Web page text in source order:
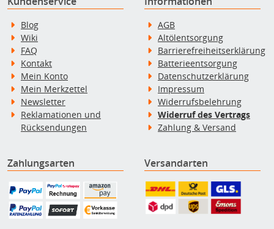
Blog
Wiki
FAQ
Kontakt
Mein Konto
Mein Merkzettel
Newsletter
Reklamationen und
Rücksendungen
AGB
Altölentsorgung
Barrierefreiheitserklärung
Batterieentsorgung
Datenschutzerklärung
Impressum
Widerrufsbelehrung
Widerruf des Vertrags
Zahlung & Versand
Zahlungsarten Versandarten